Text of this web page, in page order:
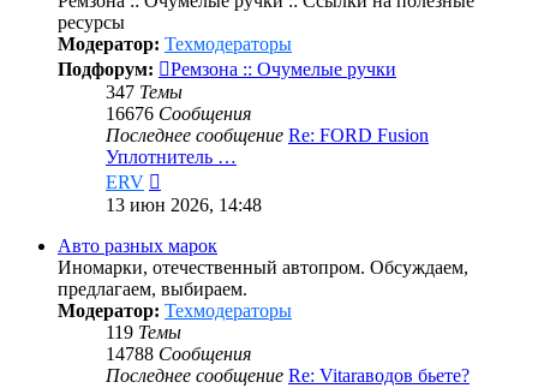
ресурсы
Модератор: Техмодераторы
Подфорум:
Ремзона :: Очумелые ручки
347 Темы
16676 Сообщения
Последнее сообщение Re: FORD Fusion
Уплотнитель …
ERV
к
последнему
сообщению
13 июн 2026, 14:48
Авто разных марок
Иномарки, отечественный автопром. Обсуждаем,
предлагаем, выбираем.
Модератор: Техмодераторы
119 Темы
14788 Сообщения
Последнее сообщение Re: Vitaraводов бьете?